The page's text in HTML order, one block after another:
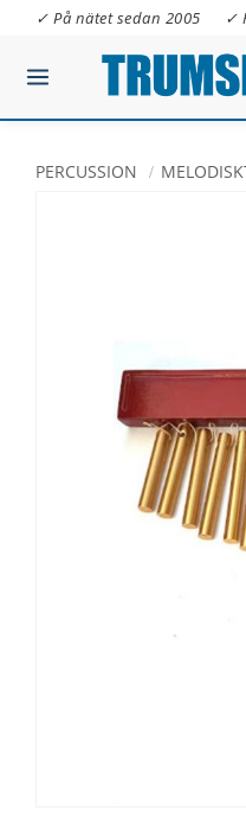
✓ På nätet sedan 2005 ✓
PERCUSSION